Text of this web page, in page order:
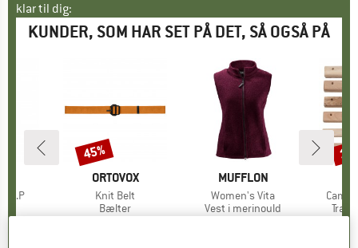
klar til dig:
KUNDER, SOM HAR SET PÅ DET, SÅ OGSÅ PÅ
pris
€
MÆRKE
ORTOVOX
Artikel
Knit Belt
Produktgruppe
Bælter
Rabat
45%
MÆRKE
MUFFLON
Artikel
Women's Vita
Produktgruppe
Vest i merinould
Artikel